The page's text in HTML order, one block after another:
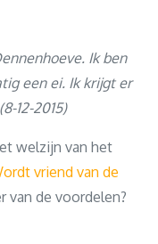
Ik ben
een ei. Ik krijgt er
12-2015)
welzijn van het
vriend van de
van de voordelen?